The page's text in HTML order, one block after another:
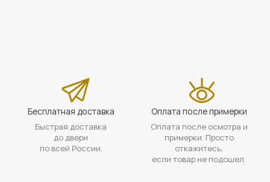
Бесплатная доставка
Быстрая доставка
до двери
по всей России.
Оплата после примерки
Оплата после осмотра и
примерки. Просто
откажитесь,
если товар не подошел.